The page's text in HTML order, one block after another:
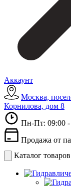
Аккаунт
Москва,
Корнилова, дом 8
Пн-Пт: 09:00
Продажа от
Каталог товаров